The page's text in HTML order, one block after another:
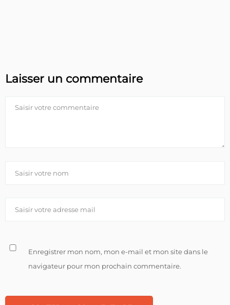
Laisser un commentaire
Enregistrer mon nom, mon e-mail et mon site dans le
navigateur pour mon prochain commentaire.